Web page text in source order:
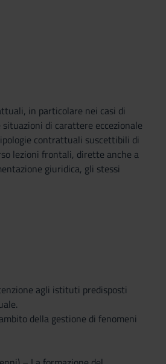
in particolare nei casi di
di carattere eccezionale
contrattuali suscettibili di
lezioni frontali, dirette anche a
giuridica, gli stessi
agli istituti predisposti
della gestione di fenomeni